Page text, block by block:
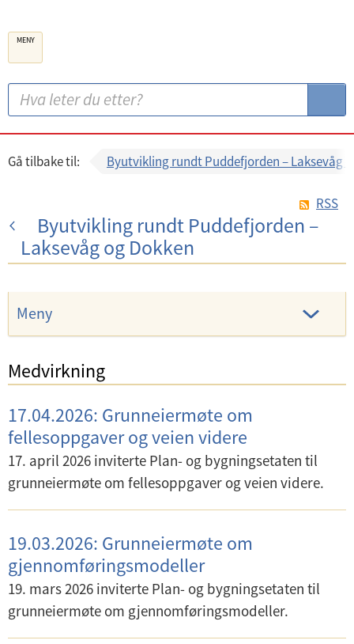
g
e
n
k
m
n
ø
k
:
S
ø
k
MENY
Gå tilbake til: Byutvikling rundt Puddefjorden – Laksevåg
RSS
Byutvikling rundt Puddefjorden –
Laksevåg og Dokken
Meny
Medvirkning
17.04.2026: Grunneiermøte om
fellesoppgaver og veien videre
17. april 2026 inviterte Plan- og bygningsetaten til
grunneiermøte om fellesoppgaver og veien videre.
19.03.2026: Grunneiermøte om
gjennomføringsmodeller
19. mars 2026 inviterte Plan- og bygningsetaten til
grunneiermøte om gjennomføringsmodeller.